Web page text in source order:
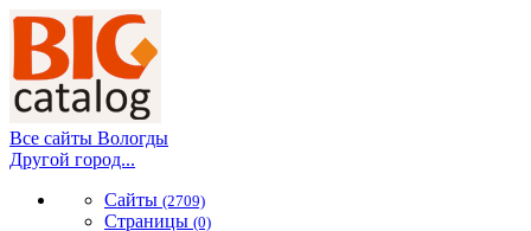
Все сайты Вологды
Другой город...
Сайты (2709)
Страницы (0)